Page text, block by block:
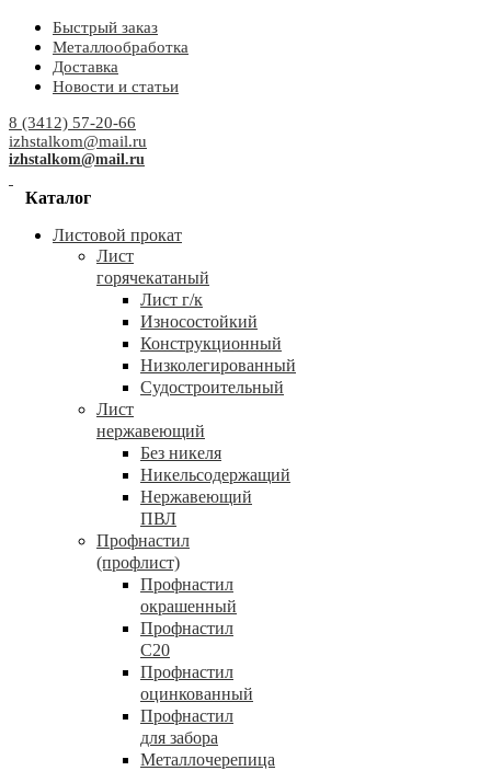
Быстрый заказ
Металлообработка
Доставка
Новости и статьи
8 (3412) 57-20-66
izhstalkom@mail.ru
izhstalkom@mail.ru
Каталог
Листовой прокат
Лист
горячекатаный
Лист г/к
Износостойкий
Конструкционный
Низколегированный
Судостроительный
Лист
нержавеющий
Без никеля
Никельсодержащий
Нержавеющий
ПВЛ
Профнастил
(профлист)
Профнастил
окрашенный
Профнастил
С20
Профнастил
оцинкованный
Профнастил
для забора
Металлочерепица